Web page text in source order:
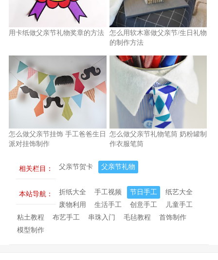
用卡纸做父亲节礼物奖章的方法
怎么用软木塞做父亲节/生日礼物
的制作方法
怎么做父亲节挂饰 手工爸爸生日
派对挂饰制作
怎么做父亲节礼物笔筒 奶粉罐制
作衣服笔筒
相关栏目： 父亲节贺卡 父亲节礼物
本站导航： 折纸大全 手工视频 节日手工
纸艺大全
废物利用
生活手工 创意手工
儿童手工
粘土教程
布艺手工 串珠入门 毛毡教程
首饰制作
模型制作